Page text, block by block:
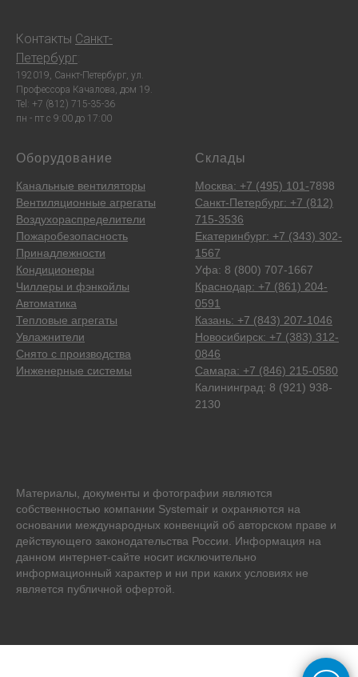
Контакты Санкт-
Петербург
192019, Санкт-Петербург, ул.
Профессора Качалова, дом 19.
Tel: +7 (812) 715-35-36
пн - пт с 9:00 до 17:00
Оборудование
Канальные вентиляторы
Вентиляционные агрегаты
Воздухораспределители
Пожаробезопасность
Принадлежности
Кондиционеры
Чиллеры и фэнкойлы
Автоматика
Тепловые агрегаты
Увлажнители
Снято с производства
Инженерные системы
Склады
Москва: +7 (495) 101-7898
Санкт-Петербург: +7 (812)
715-3536
Екатеринбург: +7 (343) 302-
1567
Уфа: 8 (800) 707-1667
Краснодар: +7 (861) 204-
0591
Казань: +7 (843) 207-1046
Новосибирск: +7 (383) 312-
0846
Самара: +7 (846) 215-0580
Калининград: 8 (921) 938-
2130
Материалы, документы и фотографии являются
собственностью компании Systemair и охраняются на
основании международных конвенций об авторском праве и
действующего законодательства России. Информация на
данном интернет-сайте носит исключительно
информационный характер и ни при каких условиях не
является публичной офертой.